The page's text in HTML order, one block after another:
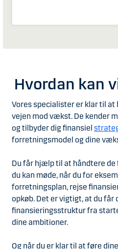
Hvordan kan
Vores specialister er klar til
vejen mod vækst. De kender
og tilbyder dig finansiel
forretningsmodel og dine
Du får hjælp til at håndtere
du kan møde, når du for
forretningsplan, rejse
opkøb. Det er vigtigt, at du får
finansieringsstruktur fra
dine ambitioner.
Og når du er klar til at føre